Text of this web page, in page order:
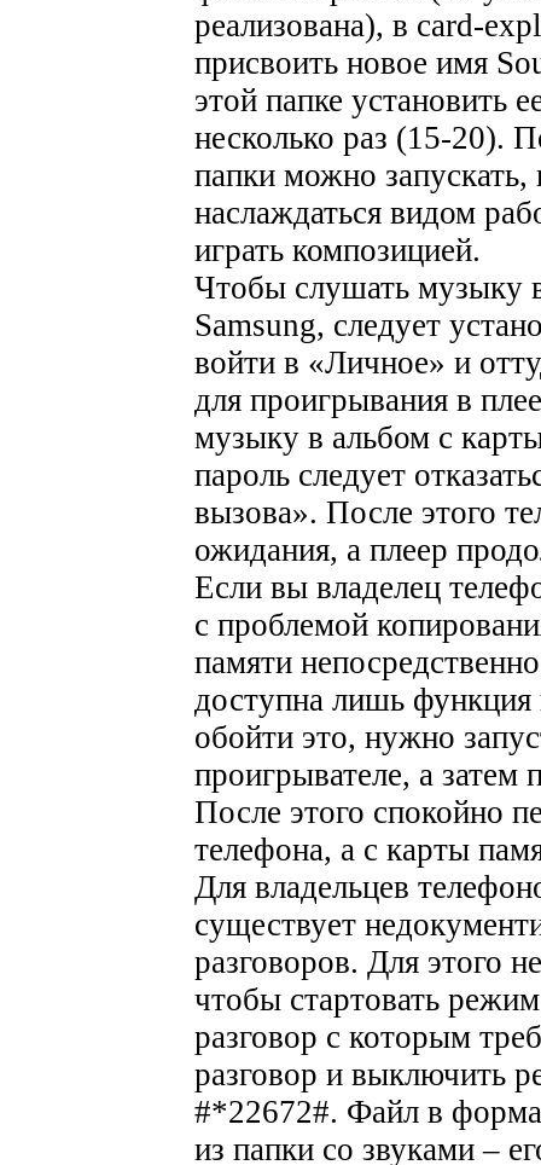
реализована), в card-
присвоить новое имя
этой папке установить
несколько раз (15-20).
папки можно
наслаждаться видом
играть композицией.
Чтобы слушать музыку
Samsung, следует
войти в «Личное» и
для проигрывания в
музыку в альбом с
пароль следует
вызова». После этого
ожидания, а плеер
Если вы владелец
с проблемой
памяти
доступна лишь
обойти это, нужно
проигрывателе, а
После этого спокойно
телефона, а с карты
Для владельцев
существует
разговоров. Для этого
чтобы стартовать
разговор с которым
разговор и выключить
#*22672#. Файл в
из папки со звуками –